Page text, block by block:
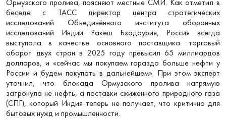
Ормузского пролива, поясняют местные СМИ. Как отметил в
беседе с ТАСС директор центра стратегических
исследований Объединённого института оборонных
исследований Индии Ракеш Бхадаурия, Россия всегда
выступала в качестве основного поставщика: торговый
оборот двух стран в 2025 году превысил 65 миллиардов
долларов, и «сейчас мы покупаем гораздо больше нефти у
России и будем покупать в дальнейшем». При этом эксперт
уточнил, что блокада Ормузского пролива напрямую
затронула не нефть, а поставки сжиженного природного газа
(СПГ), который Индия теперь не получает, что критично для
бытовых нужд и промышленности.